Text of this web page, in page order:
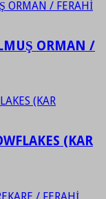
ORMAN /
(KAR